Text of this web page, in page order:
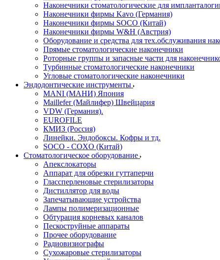
Наконечники стоматологические для
Наконечники фирмы Kavo (Германия)
Наконечники фирмы SOCO (Китай)
Наконечники фирмы W&H (Австрия)
Оборудование и средства для тех.обслуживания
Прямые стоматологические наконечники
Роторные группы и запасные части для
Турбинные стоматологические наконечники
Угловые стоматологические наконечники
Эндодонтические инструменты
MANI (МАНИ) Япония
Maillefer (Майлифер) Швейцария
VDW (Германия).
EUROFILE
КМИЗ (Россия)
Линейки. Эндобоксы. Кофры и тд.
SOCO - COXO (Китай)
Стоматологическое оборудование
Апекслокаторы
Аппарат для обрезки гуттаперчи
Глассперленовые стерилизаторы
Дистиллятор для воды
Запечатывающие устройства
Лампы полимеризационные
Обтурация корневых каналов
Пескоструйные аппараты
Прочее оборудование
Радиовизиографы
Сухожаровые стерилизаторы